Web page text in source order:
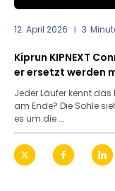
12. April 2026 3
Kiprun KIPNEXT
er ersetzt werden
Jeder Läufer kennt
am Ende? Die Sohle
es um die ...